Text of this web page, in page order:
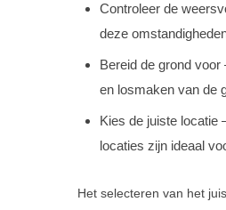
Controleer de
deze
Bereid de grond
en losmaken van de
Kies de juiste locatie
locaties zijn ideaal
Het selecteren van het